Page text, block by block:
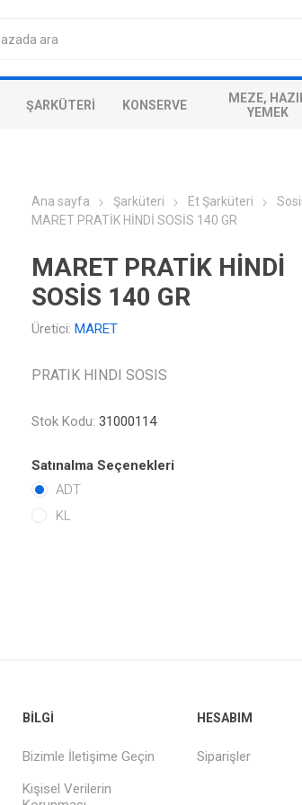
ŞARKÜTERI KONSERVE
MEZE,
YEMEK
Ana sayfa Şarküteri Et Şarküteri
MARET PRATİK HİNDİ SOSİS 140 GR
MARET PRATİK HİNDİ
SOSİS 140 GR
Üretici: MARET
PRATIK HINDI SOSIS
Stok Kodu: 31000114
Satınalma Seçenekleri
ADT
KL
BILGI
Bizimle İletişime Geçin
Kişisel Verilerin
HESABIM
Siparişler